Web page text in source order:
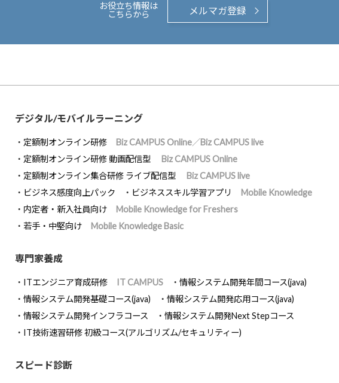
お役立ち情報は
こちらから
メルマガ登録
デジタル/モバイルラーニング
定額制オンライン研修
Biz CAMPUS Online／Biz CAMPUS live
定額制オンライン研修 動画配信型
Biz CAMPUS Online
定額制オンライン集合研修 ライブ配信型
Biz CAMPUS live
ビジネス感度向上パック
ビジネススキル学習アプリ
Mobile Knowledge
内定者・新入社員向け
Mobile Knowledge for Freshers
若手・中堅向け
Mobile Knowledge Basic
専門家養成
ITエンジニア育成研修 IT CAMPUS
情報システム開発年間コース(java)
情報システム開発基礎コース(java)
情報システム開発応用コース(java)
情報システム開発インフラコース
情報システム開発Next Stepコース
IT技術速習研修 初級コース(アルゴリズム/セキュリティー)
スピード診断